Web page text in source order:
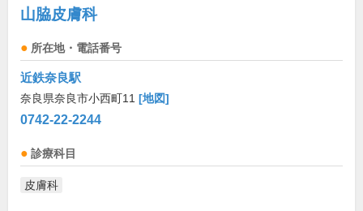
山脇皮膚科
所在地・電話番号
近鉄奈良駅
奈良県奈良市小西町11 [地図]
0742-22-2244
診療科目
皮膚科